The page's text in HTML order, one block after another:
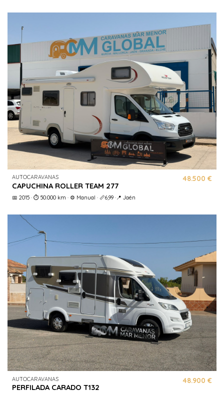
AUTOCARAVANAS
CAPUCHINA ROLLER TEAM 277
48.500 €
📅 2015 · ⏱️ 50.000 km · ⚙️ Manual · 📏6,99 ·📍 Jaén
AUTOCARAVANAS
PERFILADA CARADO T132
48.900 €